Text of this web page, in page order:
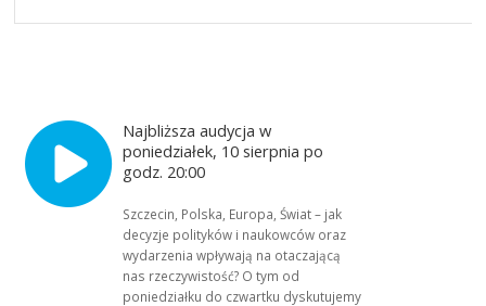
Najbliższa audycja w
poniedziałek, 10 sierpnia po
godz. 20:00
Szczecin, Polska, Europa, Świat – jak
decyzje polityków i naukowców oraz
wydarzenia wpływają na otaczającą
nas rzeczywistość? O tym od
poniedziałku do czwartku dyskutujemy